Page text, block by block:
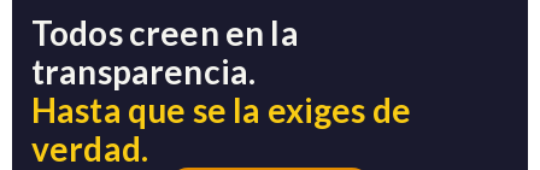
Todos creen en la
transparencia.
Hasta que se la exiges de
verdad.